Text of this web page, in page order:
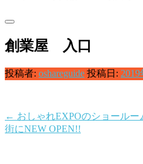
プ
創業屋 入口
投稿者: oshareguide 投稿日: 2019
投
稿
← おしゃれEXPOのショール
街にNEW OPEN!!